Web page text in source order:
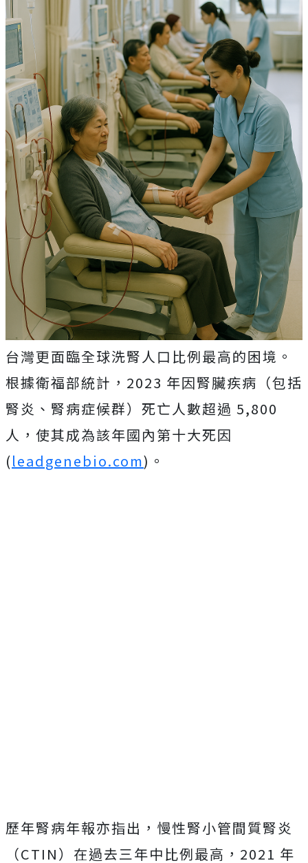
台灣更面臨全球洗腎人口比例最高的困境。
根據衛福部統計，2023 年因腎臟疾病（包括
腎炎、腎病症候群）死亡人數超過 5,800
人，使其成為該年國內第十大死因
(leadgenebio.com)。
歷年腎病年報亦指出，慢性腎小管間質腎炎
（CTIN）在過去三年中比例最高，2021 年